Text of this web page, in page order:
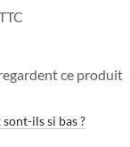
ce produit
ils si bas ?